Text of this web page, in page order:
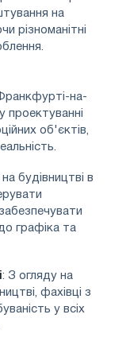
на
різноманітні
на-
проектуванні
об'єктів,
будівництві в
графіка та
: З огляду на
фахівці з
у всіх